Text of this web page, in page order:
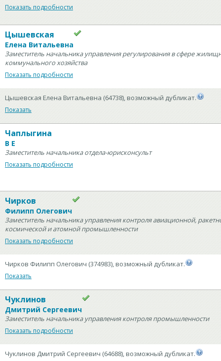
Показать подробности
Цышевская
Елена Витальевна
Заместитель начальника управления регулирования в сфере
коммунального хозяйства
Показать подробности
Цышевская Елена Витальевна (64738), возможный дубликат.
Показать
Чаплыгина
В Е
Заместитель начальника отдела-юрисконсульт
Показать подробности
Чирков
Филипп Олегович
Заместитель начальника управления контроля авиационной,
космической и атомной промышленности
Показать подробности
Чирков Филипп Олегович (374983), возможный дубликат.
Показать
Чуклинов
Дмитрий Сергеевич
Заместитель начальника управления контроля промышленности
Показать подробности
Чуклинов Дмитрий Сергеевич (64688), возможный дубликат.